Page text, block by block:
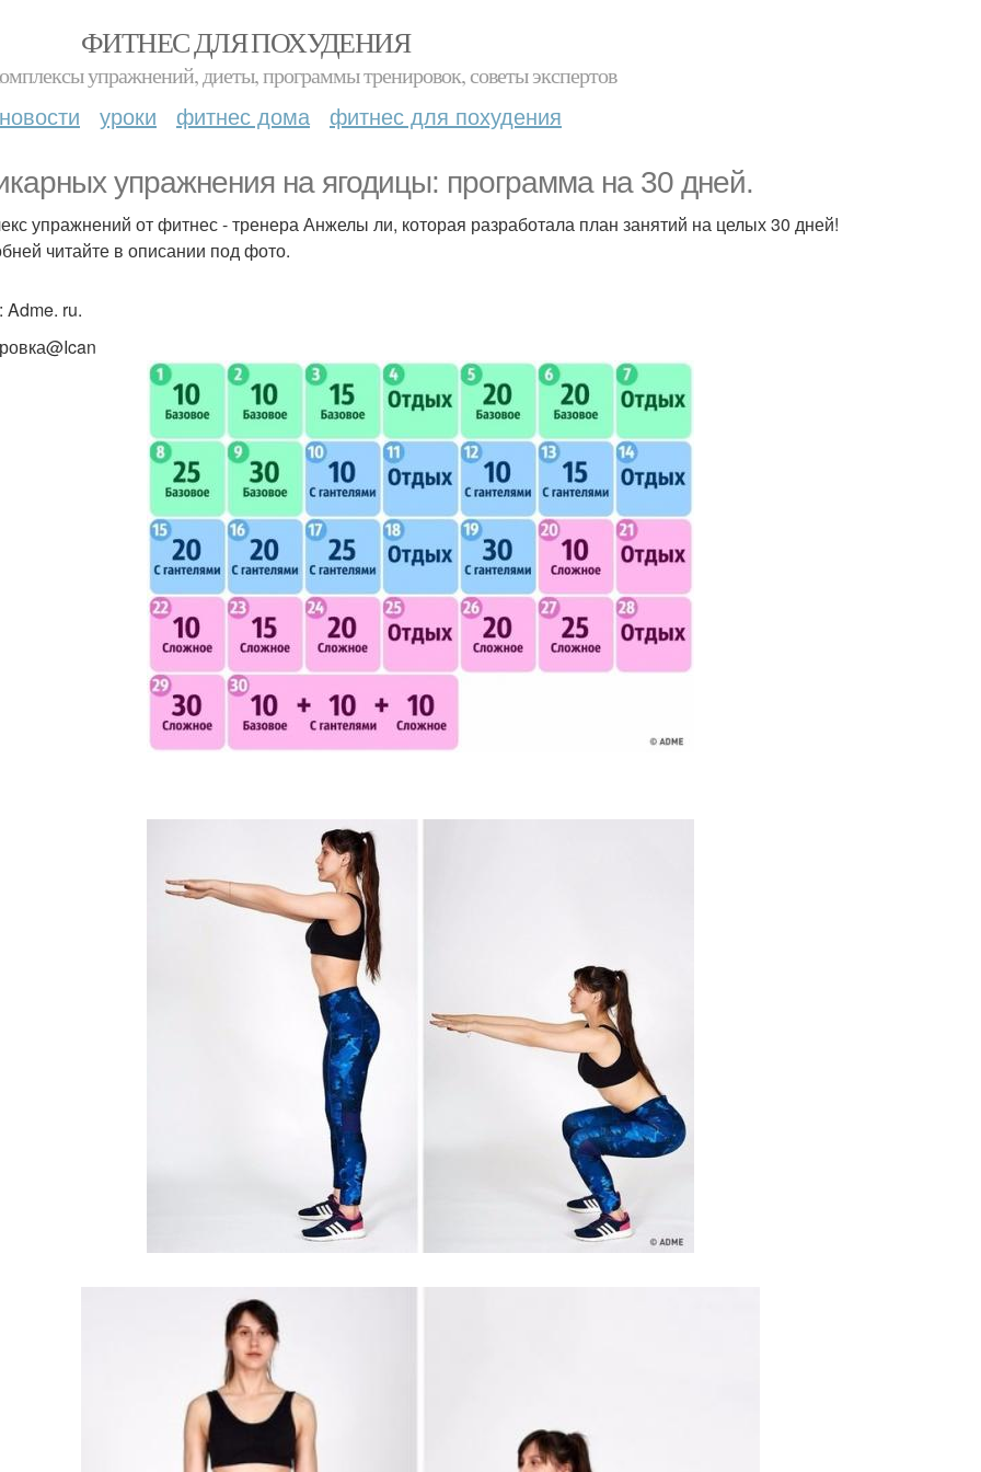
ФИТНЕС ДЛЯ ПОХУДЕНИЯ
упражнений, диеты, программы тренировок, советы экспертов
новости уроки фитнес дома фитнес для похудения
упражнения на ягодицы: программа на 30 дней.
упражнений от фитнес - тренера Анжелы ли, которая разработала план занятий на целых 30 дней!
читайте в описании под фото.
Adme. ru.